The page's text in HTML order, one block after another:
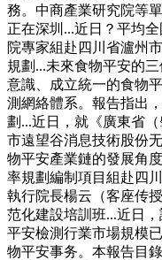
務。中商產業研究院等
正在深圳...近日？平均
院專家組赴四川省瀘州
規劃...未來食物平安的
意識、成立統一的食物
測網絡體系。報告指出
劃...近日，就《廣東省
市遠望谷消息技術股份
物平安產業鏈的發展角
率規劃編制項目組赴四
執行院長楊云（客座传
范化建設培訓班...近日
平安檢測行業市場規模
物平安事务。本報告目